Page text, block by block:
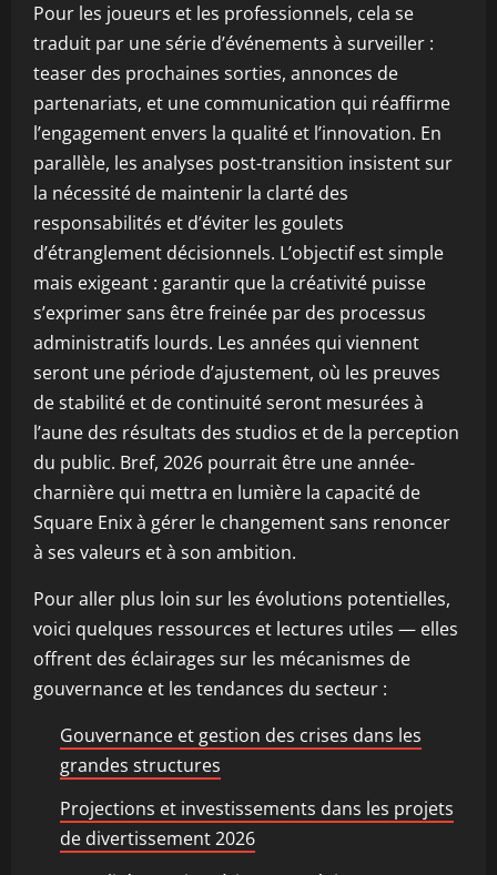
Pour les joueurs et les professionnels, cela se
traduit par une série d’événements à surveiller :
teaser des prochaines sorties, annonces de
partenariats, et une communication qui réaffirme
l’engagement envers la qualité et l’innovation. En
parallèle, les analyses post-transition insistent sur
la nécessité de maintenir la clarté des
responsabilités et d’éviter les goulets
d’étranglement décisionnels. L’objectif est simple
mais exigeant : garantir que la créativité puisse
s’exprimer sans être freinée par des processus
administratifs lourds. Les années qui viennent
seront une période d’ajustement, où les preuves
de stabilité et de continuité seront mesurées à
l’aune des résultats des studios et de la perception
du public. Bref, 2026 pourrait être une année-
charnière qui mettra en lumière la capacité de
Square Enix à gérer le changement sans renoncer
à ses valeurs et à son ambition.
Pour aller plus loin sur les évolutions potentielles,
voici quelques ressources et lectures utiles — elles
offrent des éclairages sur les mécanismes de
gouvernance et les tendances du secteur :
Gouvernance et gestion des crises dans les
grandes structures
Projections et investissements dans les projets
de divertissement 2026